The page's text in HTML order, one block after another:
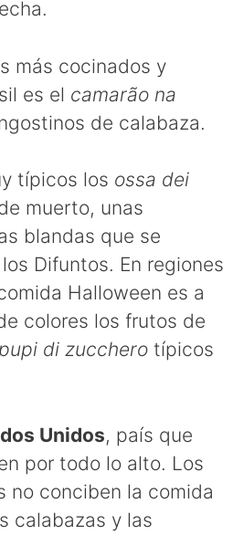
más cocinados y
es el camarão na
de calabaza.
típicos los ossa dei
muerto, unas
blandas que se
Difuntos. En regiones
Halloween es a
colores los frutos de
pupi di zucchero típicos
Unidos, país que
por todo lo alto. Los
no conciben la comida
calabazas y las